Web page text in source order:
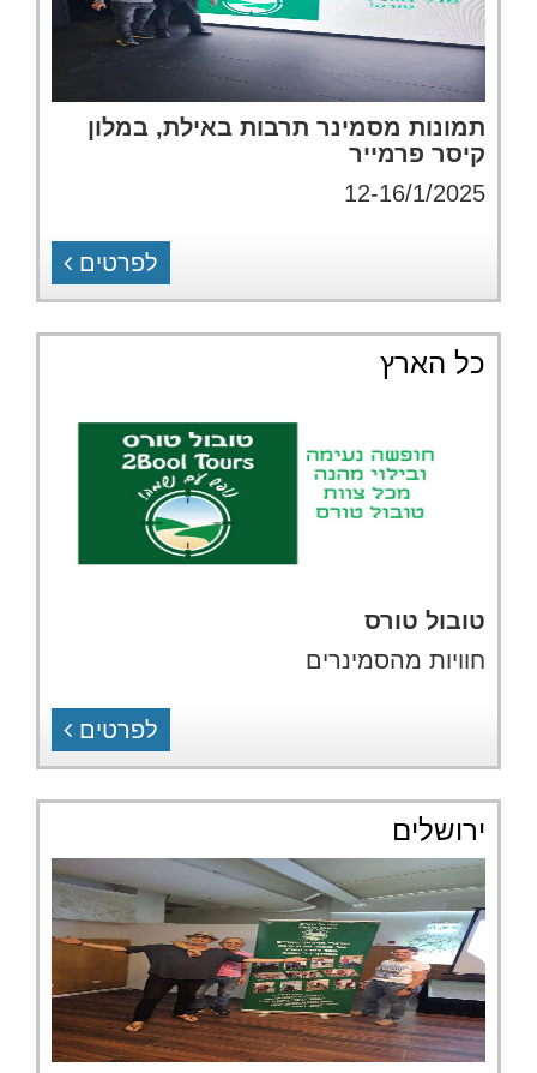
תמונות מסמינר תרבות באילת, במלון
קיסר פרמייר
12-16/1/2025
לפרטים
כל הארץ
טובול טורס
חוויות מהסמינרים
לפרטים
ירושלים